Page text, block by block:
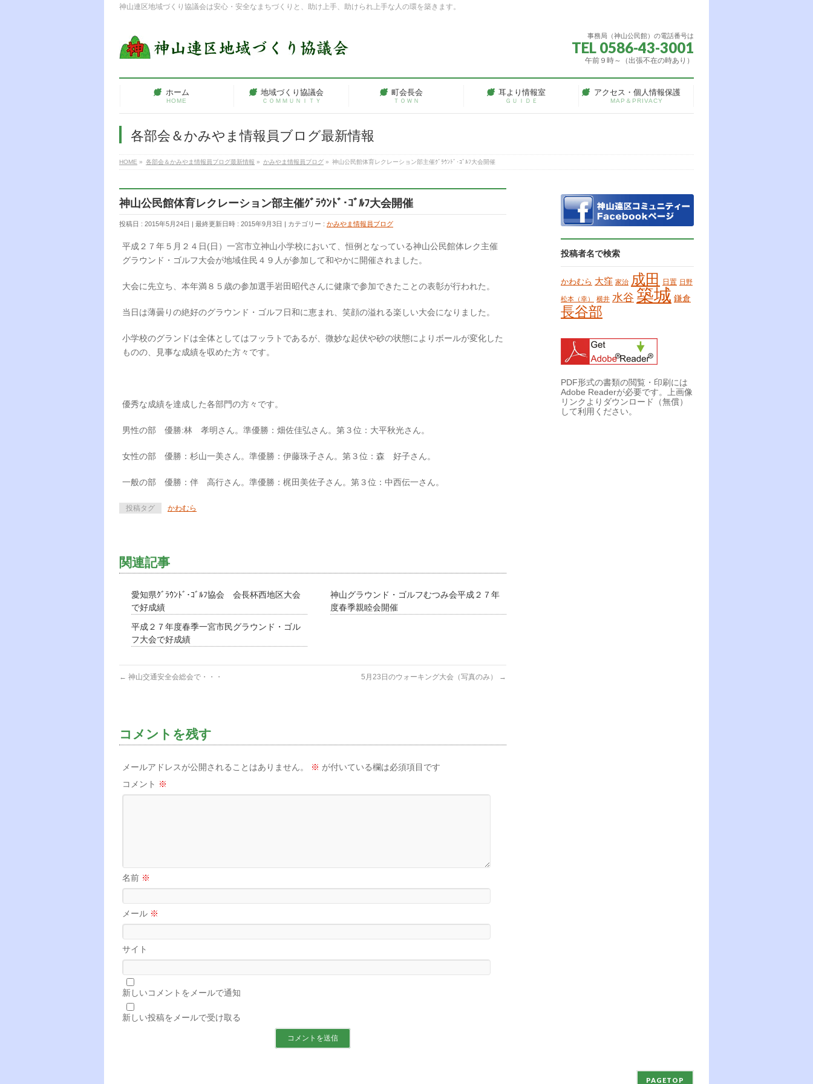
神山連区地域づくり協議会は安心・安全なまちづくりと、助け上手、助けられ上手な人の環を築きます。
事務局（神山公民館）の電話番号は
TEL 0586-43-3001
午前９時～（出張不在の時あり）
ホーム
HOME
地域づくり協議会
ＣＯＭＭＵＮＩＴＹ
町会長会
ＴＯＷＮ
耳より情報室
ＧＵＩＤＥ
アクセス・個人情報保護
MAP＆PRIVACY
各部会＆かみやま情報員ブログ最新情報
HOME » 各部会＆かみやま情報員ブログ最新情報 » かみやま情報員ブログ » 神山公民館体育レクレーション部主催ｸﾞﾗｳﾝﾄﾞ･ｺﾞﾙﾌ大会開催
神山公民館体育レクレーション部主催ｸﾞﾗｳﾝﾄﾞ･ｺﾞﾙﾌ大会開催
投稿日 : 2015年5月24日 最終更新日時 : 2015年9月3日 カテゴリー : かみやま情報員ブログ
平成２７年５月２４日(日）一宮市立神山小学校において、恒例となっている神山公民館体レク主催
グラウンド・ゴルフ大会が地域住民４９人が参加して和やかに開催されました。
大会に先立ち、本年満８５歳の参加選手岩田昭代さんに健康で参加できたことの表彰が行われた。
当日は薄曇りの絶好のグラウンド・ゴルフ日和に恵まれ、笑顔の溢れる楽しい大会になりました。
小学校のグランドは全体としてはフッラトであるが、微妙な起伏や砂の状態によりボールが変化した
ものの、見事な成績を収めた方々です。
優秀な成績を達成した各部門の方々です。
男性の部 優勝:林 孝明さん。準優勝：畑佐佳弘さん。第３位：大平秋光さん。
女性の部 優勝：杉山一美さん。準優勝：伊藤珠子さん。第３位：森 好子さん。
一般の部 優勝：伴 高行さん。準優勝：梶田美佐子さん。第３位：中西伝一さん。
投稿タグ かわむら
関連記事
愛知県ｸﾞﾗｳﾝﾄﾞ･ｺﾞﾙﾌ協会 会長杯西地区大会
で好成績
神山グラウンド・ゴルフむつみ会平成２７年
度春季親睦会開催
平成２７年度春季一宮市民グラウンド・ゴル
フ大会で好成績
← 神山交通安全会総会で・・・ 5月23日のウォーキング大会（写真のみ） →
コメントを残す
メールアドレスが公開されることはありません。 ※ が付いている欄は必須項目です
コメント ※
名前 ※
メール ※
サイト
新しいコメントをメールで通知
新しい投稿をメールで受け取る
投稿者名で検索
かわむら 大窪 家治 成田 日置 日野
松本（幸） 横井 水谷 築城 鎌倉
長谷部
PDF形式の書類の閲覧・印刷には
Adobe Readerが必要です。上画像
リンクよりダウンロード（無償）
して利用ください。
PAGETOP